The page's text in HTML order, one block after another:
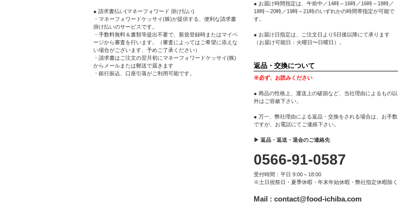
● 請求書払い(マネーフォワード 掛け払い)
・マネーフォワードケッサイ(株)が提供する、便利な請求書
掛け払いのサービスです。
・手数料無料＆書類等提出不要で、新規登録時またはマイペ
ージから審査を行います。（審査によってはご希望に添えな
い場合がございます、予めご了承ください）
・請求書はご注文の翌月初にマネーフォワードケッサイ(株)
からメールまたは郵送で届きます
・銀行振込、口座引落がご利用可能です。
● お届け時間指定は、午前中／14時～16時／16時～18時／
18時～20時／19時～21時のいずれかの時間帯指定が可能で
す。
● お届け日指定は、ご注文日より5日後以降にて承ります
（お届け可能日：火曜日〜日曜日）。
返品・交換について
※必ず、お読みください
● 商品の性格上、運送上の破損など、当社理由によるもの以
外はご容赦下さい。
● 万一、弊社理由による返品・交換をされる場合は、お手数
ですが、お電話にてご連絡下さい。
▶ 返品・返送・退会のご連絡先
0566-91-0587
受付時間：平日 9:00～18:00
※土日祝祭日・夏季休暇・年末年始休暇・弊社指定休暇除く
Mail : contact@food-ichiba.com